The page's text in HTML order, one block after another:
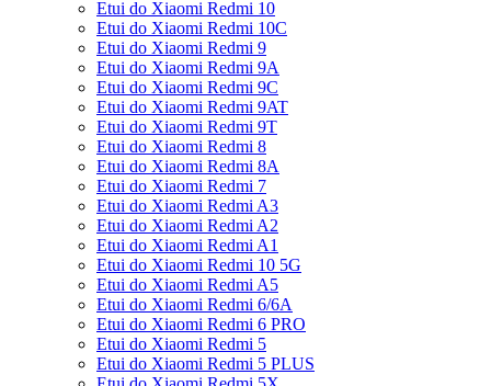
Etui do Xiaomi Redmi 10
Etui do Xiaomi Redmi 10C
Etui do Xiaomi Redmi 9
Etui do Xiaomi Redmi 9A
Etui do Xiaomi Redmi 9C
Etui do Xiaomi Redmi 9AT
Etui do Xiaomi Redmi 9T
Etui do Xiaomi Redmi 8
Etui do Xiaomi Redmi 8A
Etui do Xiaomi Redmi 7
Etui do Xiaomi Redmi A3
Etui do Xiaomi Redmi A2
Etui do Xiaomi Redmi A1
Etui do Xiaomi Redmi 10 5G
Etui do Xiaomi Redmi A5
Etui do Xiaomi Redmi 6/6A
Etui do Xiaomi Redmi 6 PRO
Etui do Xiaomi Redmi 5
Etui do Xiaomi Redmi 5 PLUS